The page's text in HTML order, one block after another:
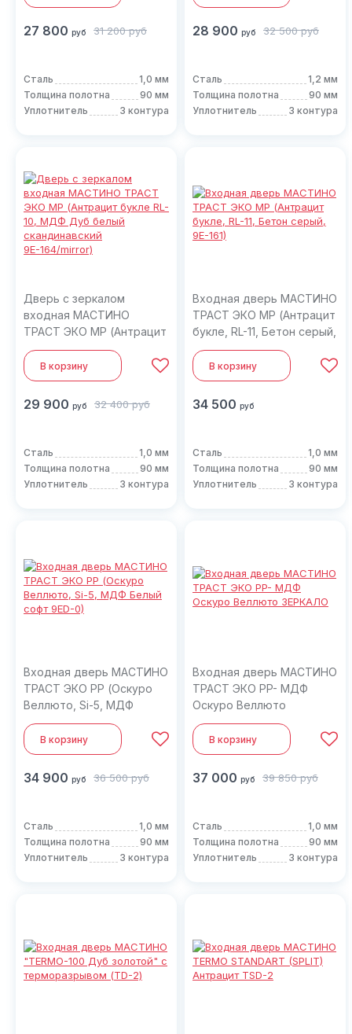
27 800 руб 31 200 руб
Сталь
1,0 мм
Толщина полотна
90 мм
Уплотнитель
3 контура
28 900 руб 32 500 руб
Сталь
1,2 мм
Толщина полотна
90 мм
Уплотнитель
3 контура
Дверь с зеркалом
входная МАСТИНО
ТРАСТ ЭКО MP (Антрацит
букле RL-10, МДФ Дуб
белый скандинавский
9Е-164/mirror)
В корзину
29 900 руб 32 400 руб
Сталь
1,0 мм
Толщина полотна
90 мм
Уплотнитель
3 контура
Входная дверь МАСТИНО
ТРАСТ ЭКО MP (Антрацит
букле, RL-11, Бетон серый,
9E-161)
В корзину
34 500 руб
Сталь
1,0 мм
Толщина полотна
90 мм
Уплотнитель
3 контура
Входная дверь МАСТИНО
ТРАСТ ЭКО РP (Оскуро
Веллюто, Si-5, МДФ
Белый софт 9ED-0)
В корзину
34 900 руб 36 500 руб
Сталь
1,0 мм
Толщина полотна
90 мм
Уплотнитель
3 контура
Входная дверь МАСТИНО
ТРАСТ ЭКО PP- МДФ
Оскуро Веллюто
ЗЕРКАЛО
В корзину
37 000 руб 39 850 руб
Сталь
1,0 мм
Толщина полотна
90 мм
Уплотнитель
3 контура